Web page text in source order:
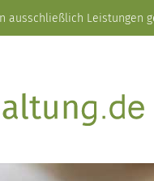
ausschließlich Leistungen